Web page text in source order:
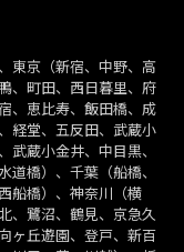
東京（新宿、中野、高
、町田、西日暮里、府
、恵比寿、飯田橋、成
経堂、五反田、武蔵小
蔵小金井、中目黒、
橋）、千葉（船橋、
船橋）、神奈川（横
、鷺沼、鶴見、京急久
ヶ丘遊園、登戸、新百